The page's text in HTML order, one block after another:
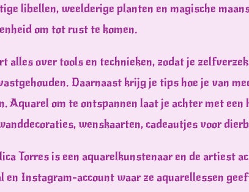
libellen, weelderige planten en magische
om tot rust te komen.
alles over tools en technieken, zodat je
Daarnaast krijg je tips hoe je van
Aquarel om te ontspannen laat je achter met
wenskaarten, cadeautjes voor
Torres is een aquarelkunstenaar en de artiest
en Instagram-account waar ze aquarellessen